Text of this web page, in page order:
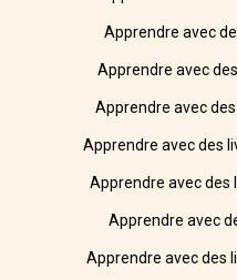
Apprendre avec
Apprendre avec
Apprendre avec
Apprendre avec des
Apprendre avec des
Apprendre avec
Apprendre avec des